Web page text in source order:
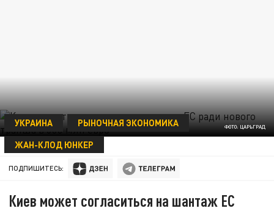
ФОТО: ЦАРЬГРАД
УКРАИНА
РЫНОЧНАЯ ЭКОНОМИКА
ЖАН-КЛОД ЮНКЕР
10 ФЕВРАЛЯ 15:42
ПОДПИШИТЕСЬ:
Киев может согласиться на шантаж ЕС